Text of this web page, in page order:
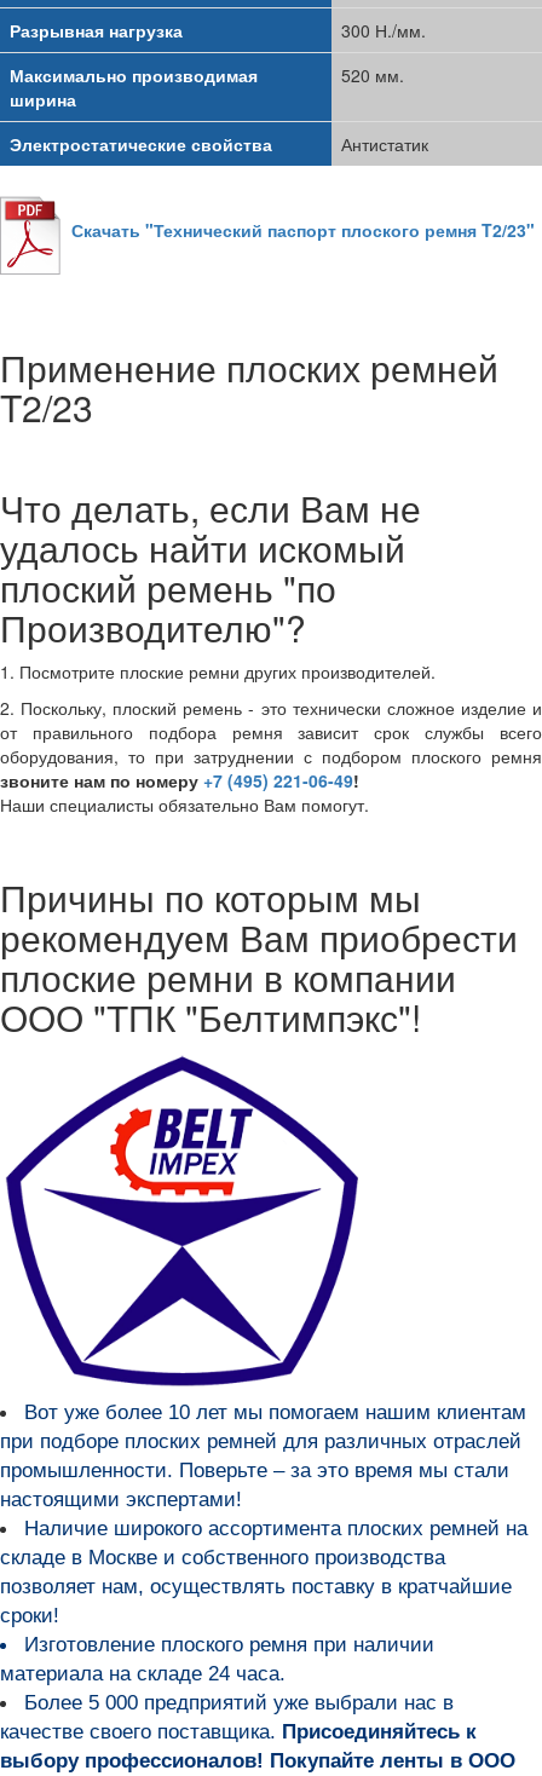
Разрывная нагрузка
300 Н./мм.
Максимально производимая
ширина
520 мм.
Электростатические свойства Антистатик
Скачать "Технический паспорт плоского ремня T2/23"
Применение плоских ремней
T2/23
Что делать, если Вам не
удалось найти искомый
плоский ремень "по
Производителю"?
1. Посмотрите плоские ремни других производителей.
2. Поскольку, плоский ремень - это технически сложное изделие и
от правильного подбора ремня зависит срок службы всего
оборудования, то при затруднении с подбором плоского ремня
звоните нам по номеру +7 (495) 221-06-49!
Наши специалисты обязательно Вам помогут.
Причины по которым мы
рекомендуем Вам приобрести
плоские ремни в компании
ООО "ТПК "Белтимпэкс"!
Вот уже более 10 лет мы помогаем нашим клиентам
при подборе плоских ремней для различных отраслей
промышленности. Поверьте – за это время мы стали
настоящими экспертами!
Наличие широкого ассортимента плоских ремней на
складе в Москве и собственного производства
позволяет нам, осуществлять поставку в кратчайшие
сроки!
Изготовление плоского ремня при наличии
материала на складе 24 часа.
Более 5 000 предприятий уже выбрали нас в
качестве своего поставщика. Присоединяйтесь к
выбору профессионалов! Покупайте ленты в ООО